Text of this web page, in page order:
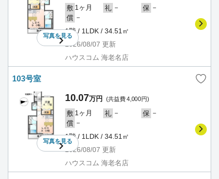
写真を見る
敷 1ヶ月 礼 － 保 －
償 －
1階 / 1LDK / 34.51㎡
2026/08/07 更新
ハウスコム 海老名店
103号室
写真を見る
10.07万円 (共益費 4,000円)
敷 1ヶ月 礼 － 保 －
償 －
1階 / 1LDK / 34.51㎡
2026/08/07 更新
ハウスコム 海老名店